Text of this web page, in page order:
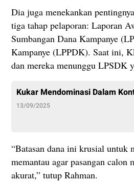
Dia juga menekankan
tiga tahap pelaporan: Laporan
Sumbangan Dana Kampanye
Kampanye (LPPDK). Saat ini,
dan mereka menunggu LPSDK
Kukar Mendominasi Dalam
13/09/2025
“Batasan dana ini krusial untuk
memantau agar pasangan calon
akurat,” tutup Rahman.